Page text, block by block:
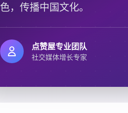
色，传播中国文化。
点赞屋专业团队
社交媒体增长专家